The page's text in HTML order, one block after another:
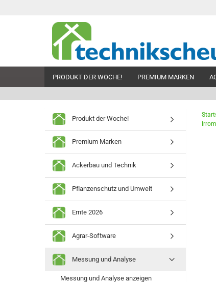
PRODUKT DER WOCHE! PREMIUM MARKEN
Produkt der Woche!
Premium Marken
Ackerbau und Technik
Pflanzenschutz und Umwelt
Ernte 2026
Agrar-Software
Messung und Analyse
Messung und Analyse anzeigen